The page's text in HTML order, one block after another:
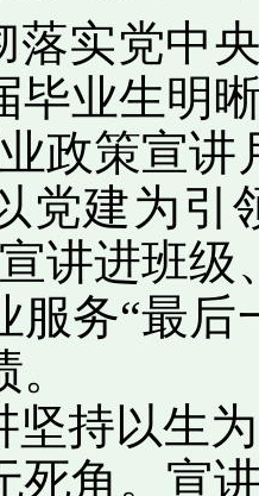
落实党中
毕业生明
政策宣
党建为引
讲进班
服务“最
坚持以生
死角。宣